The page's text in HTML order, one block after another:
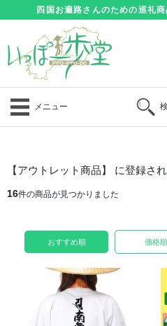
四国お遍路さんのための巡礼
メニュー
【アウトレット商品】 に登録さ
16件の商品が見つかりました
おすすめ順 価格順